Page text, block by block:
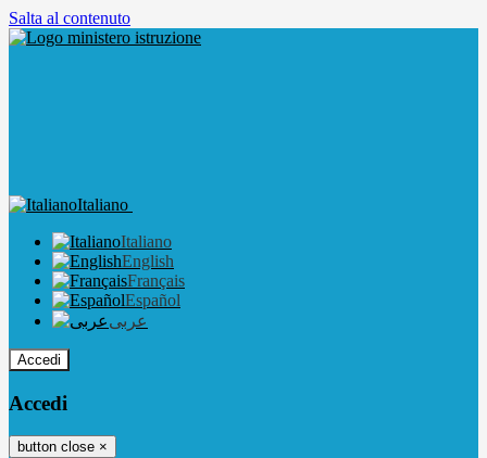
Salta al contenuto
Italiano
Italiano
English
Français
Español
عربى
Accedi
Accedi
button close ×